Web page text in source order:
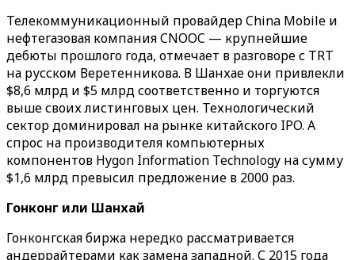
Телекоммуникационный провайдер China Mobile и
нефтегазовая компания CNOOC — крупнейшие
дебюты прошлого года, отмечает в разговоре с TRT
на русском Веретенникова. В Шанхае они привлекли
$8,6 млрд и $5 млрд соответственно и торгуются
выше своих листинговых цен. Технологический
сектор доминировал на рынке китайского IPO. А
спрос на производителя компьютерных
компонентов Hygon Information Technology на сумму
$1,6 млрд превысил предложение в 2000 раз.
Гонконг или Шанхай
Гонконгская биржа нередко рассматривается
андеррайтерами как замена западной. С 2015 года